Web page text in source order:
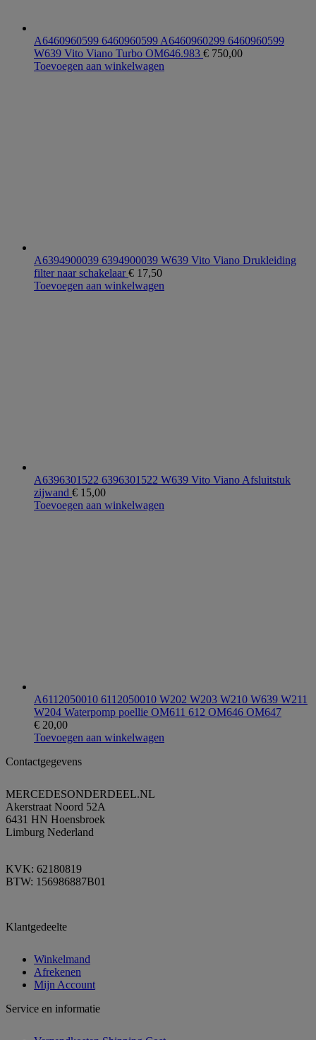
A6460960599 6460960599 A6460960299 6460960599
W639 Vito Viano Turbo OM646.983 € 750,00
Toevoegen aan winkelwagen
A6394900039 6394900039 W639 Vito Viano Drukleiding
filter naar schakelaar€ 17,50
Toevoegen aan winkelwagen
A6396301522 6396301522 W639 Vito Viano Afsluitstuk
zijwand € 15,00
Toevoegen aan winkelwagen
A6112050010 6112050010 W202 W203 W210 W639 W211
W204 Waterpomp poellie OM611 612 OM646 OM647
€ 20,00
Toevoegen aan winkelwagen
Contactgegevens
MERCEDESONDERDEEL.NL
Akerstraat Noord 52A
6431 HN Hoensbroek
Limburg Nederland
KVK: 62180819
BTW: 156986887B01
Klantgedeelte
Winkelmand
Afrekenen
Mijn Account
Service en informatie